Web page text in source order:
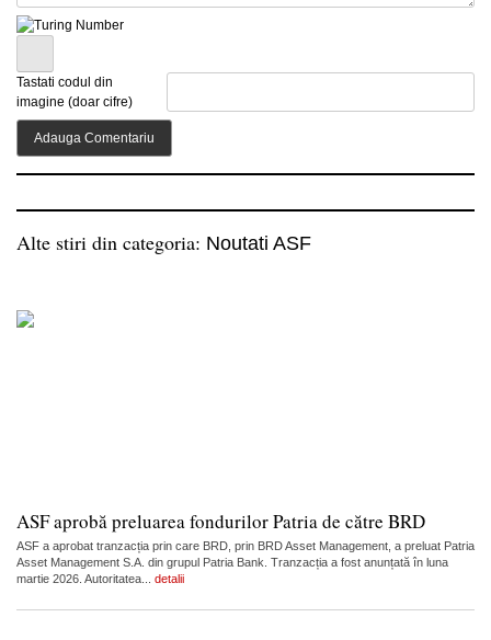
Tastati codul din
imagine (doar cifre)
Alte stiri din categoria: Noutati ASF
ASF aprobă preluarea fondurilor Patria de către BRD
ASF a aprobat tranzacția prin care BRD, prin BRD Asset Management, a preluat Patria
Asset Management S.A. din grupul Patria Bank. Tranzacția a fost anunțată în luna
martie 2026. Autoritatea... detalii